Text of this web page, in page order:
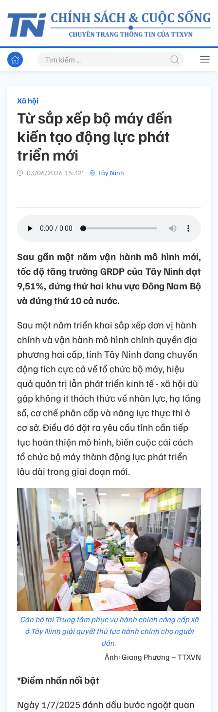
Xã hội
Từ sắp xếp bộ máy đến
kiến tạo động lực phát
triển mới
03/06/2026 15:32’ Tây Ninh
Sau gần một năm vận hành mô hình mới,
tốc độ tăng trưởng GRDP của Tây Ninh đạt
9,51%, đứng thứ hai khu vực Đông Nam Bộ
và đứng thứ 10 cả nước.
Sau một năm triển khai sắp xếp đơn vị hành
chính và vận hành mô hình chính quyền địa
phương hai cấp, tỉnh Tây Ninh đang chuyển
động tích cực cả về tổ chức bộ máy, hiệu
quả quản trị lẫn phát triển kinh tế - xã hội dù
gặp không ít thách thức về nhân lực, hạ tầng
số, cơ chế phân cấp và năng lực thực thi ở
cơ sở. Điều đó đặt ra yêu cầu tỉnh cần tiếp
tục hoàn thiện mô hình, biến cuộc cải cách
tổ chức bộ máy thành động lực phát triển
lâu dài trong giai đoạn mới.
Cán bộ tại Trung tâm phục vụ hành chính công cấp xã
ở Tây Ninh giải quyết thủ tục hành chính cho người
dân.
Ảnh: Giang Phương – TTXVN
*Điểm nhấn nổi bật
Ngày 1/7/2025 đánh dấu bước ngoặt quan